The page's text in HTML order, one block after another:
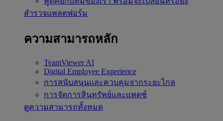
สำรวจแพลตฟอร์ม
ความสามารถหลัก
TeamViewer AI
Digital Employee Experience
การสนับสนุนและควบคุมจากระยะไกล
การจัดการสินทรัพย์และแพตช์
ดูความสามารถทั้งหมด